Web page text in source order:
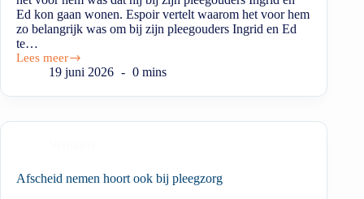
Ed kon gaan wonen. Espoir vertelt waarom het voor hem
zo belangrijk was om bij zijn pleegouders Ingrid en Ed
te…
Lees meer
19 juni 2026 0 mins
Afscheid nemen hoort ook bij pleegzorg